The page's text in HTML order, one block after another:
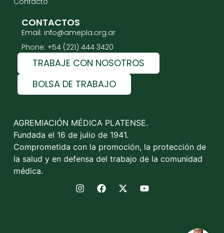
AGREMIACIÓN MÉDICA PLATENSE.
Fundada el 16 de julio de 1941.
Comprometida con la promoción, la protección de
la salud y en defensa del trabajo de la comunidad
médica.
CONTACTOS
Email: info@amepla.org.ar
Phone: +54 (221) 444 3420
TRABAJE CON NOSOTROS
BOLSA DE TRABAJO